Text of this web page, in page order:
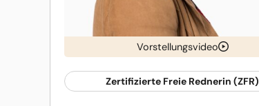
Vorstellungsvideo
Zertifizierte Freie Rednerin (ZFR)